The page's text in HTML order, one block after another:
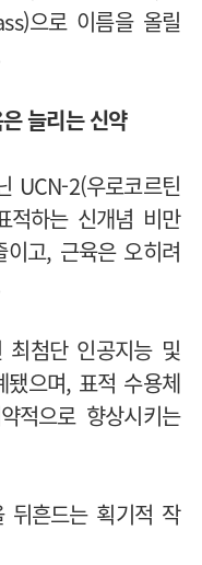
으로 이름을 올릴
늘리는 신약
UCN-2(우로코르틴
적하는 신개념 비만
고, 근육은 오히려
최첨단 인공지능 및
으며, 표적 수용체
적으로 향상시키는
뒤흔드는 획기적 작